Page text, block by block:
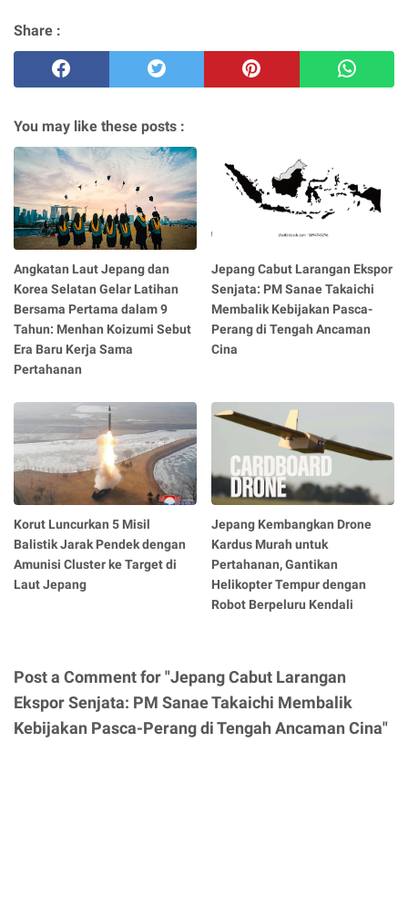
Share :
You may like these posts :
Angkatan Laut Jepang dan
Korea Selatan Gelar Latihan
Bersama Pertama dalam 9
Tahun: Menhan Koizumi Sebut
Era Baru Kerja Sama
Pertahanan
Jepang Cabut Larangan Ekspor
Senjata: PM Sanae Takaichi
Membalik Kebijakan Pasca-
Perang di Tengah Ancaman
Cina
Korut Luncurkan 5 Misil
Balistik Jarak Pendek dengan
Amunisi Cluster ke Target di
Laut Jepang
Jepang Kembangkan Drone
Kardus Murah untuk
Pertahanan, Gantikan
Helikopter Tempur dengan
Robot Berpeluru Kendali
Post a Comment for "Jepang Cabut Larangan
Ekspor Senjata: PM Sanae Takaichi Membalik
Kebijakan Pasca-Perang di Tengah Ancaman Cina"